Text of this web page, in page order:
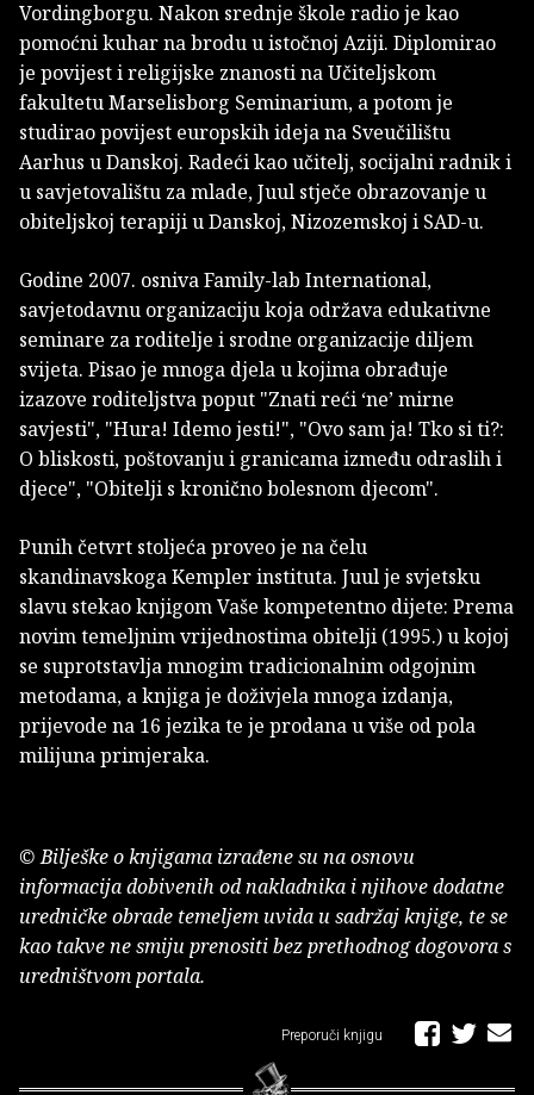
Vordingborgu. Nakon srednje škole radio je kao
pomoćni kuhar na brodu u istočnoj Aziji. Diplomirao
je povijest i religijske znanosti na Učiteljskom
fakultetu Marselisborg Seminarium, a potom je
studirao povijest europskih ideja na Sveučilištu
Aarhus u Danskoj. Radeći kao učitelj, socijalni radnik i
u savjetovalištu za mlade, Juul stječe obrazovanje u
obiteljskoj terapiji u Danskoj, Nizozemskoj i SAD-u.
Godine 2007. osniva Family-lab International,
savjetodavnu organizaciju koja održava edukativne
seminare za roditelje i srodne organizacije diljem
svijeta. Pisao je mnoga djela u kojima obrađuje
izazove roditeljstva poput "Znati reći ‘ne’ mirne
savjesti", "Hura! Idemo jesti!", "Ovo sam ja! Tko si ti?:
O bliskosti, poštovanju i granicama između odraslih i
djece", "Obitelji s kronično bolesnom djecom".
Punih četvrt stoljeća proveo je na čelu
skandinavskoga Kempler instituta. Juul je svjetsku
slavu stekao knjigom Vaše kompetentno dijete: Prema
novim temeljnim vrijednostima obitelji (1995.) u kojoj
se suprotstavlja mnogim tradicionalnim odgojnim
metodama, a knjiga je doživjela mnoga izdanja,
prijevode na 16 jezika te je prodana u više od pola
milijuna primjeraka.
© Bilješke o knjigama izrađene su na osnovu
informacija dobivenih od nakladnika i njihove dodatne
uredničke obrade temeljem uvida u sadržaj knjige, te se
kao takve ne smiju prenositi bez prethodnog dogovora s
uredništvom portala.
Preporuči knjigu